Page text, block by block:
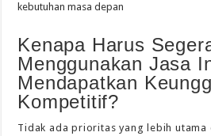
kebutuhan masa depan
Kenapa Harus
Menggunakan Jasa
Mendapatkan
Kompetitif?
Tidak ada prioritas yang lebih utama